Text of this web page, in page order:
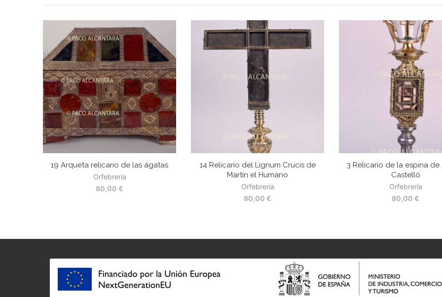
19 Arqueta relicario de las ágatas
Orfebrería
80,00 €
14 Relicario del Lignum Crucis de
Martín el Humano
Orfebrería
80,00 €
3 Relicario de la espina de
Castelló
Orfebrería
80,00 €